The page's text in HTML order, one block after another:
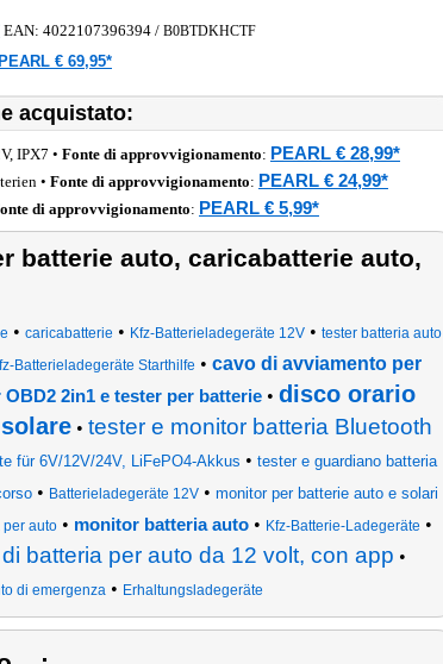
EAN: 4022107396394 / B0BTDKHCTF
PEARL € 69,95*
acquistato:
IPX7 • Fonte di approvvigionamento: PEARL € 28,99*
• Fonte di approvvigionamento: PEARL € 24,99*
di approvvigionamento: PEARL € 5,99*
batterie auto, caricabatterie auto,
• caricabatterie • Kfz-Batterieladegeräte 12V • tester batteria auto
Batterieladegeräte Starthilfe • cavo di avviamento per
OBD2 2in1 e tester per batterie • disco orario
• tester e monitor batteria Bluetooth
für 6V/12V/24V, LiFePO4-Akkus • tester e guardiano batteria
• Batterieladegeräte 12V• monitor per batterie auto e solari
per auto • monitor batteria auto • Kfz-Batterie-Ladegeräte •
batteria per auto da 12 volt, con app •
di emergenza • Erhaltungsladegeräte